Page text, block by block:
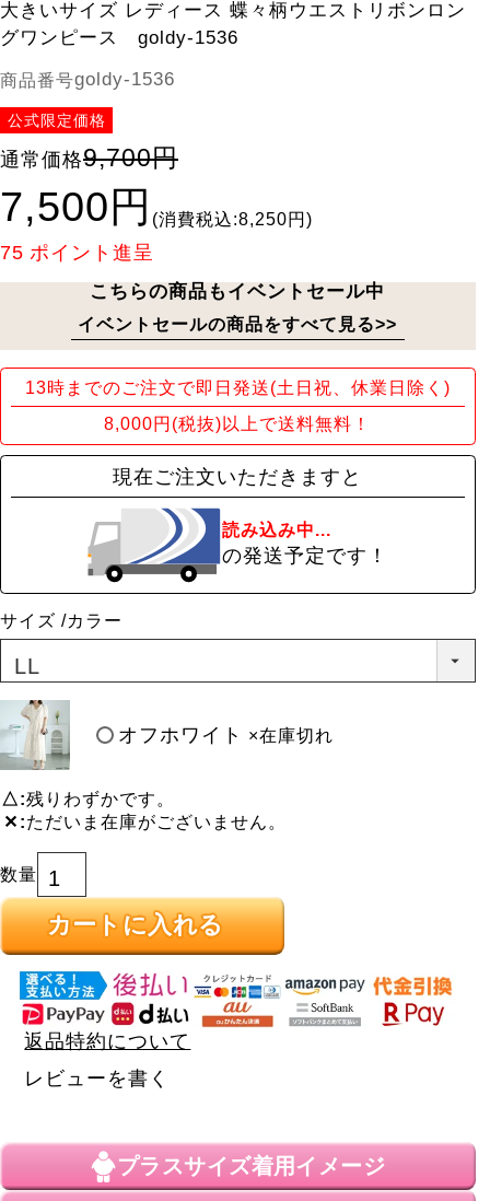
大きいサイズ レディース 蝶々柄ウエストリボンロン
グワンピース goldy-1536
商品番号goldy-1536
公式限定価格
通常価格9,700円
7,500円 (消費税込:8,250円)
75 ポイント進呈
こちらの商品もイベントセール中
イベントセールの商品をすべて見る>>
13時までのご注文で即日発送(土日祝、休業日除く)
8,000円(税抜)以上で送料無料！
現在ご注文いただきますと
読み込み中...
の発送予定です！
サイズ カラー
オフホワイト ×在庫切れ
△ 残りわずかです。
✕ ただいま在庫がございません。
カートに入れる
返品特約について
レビューを書く
プラスサイズ着用イメージ